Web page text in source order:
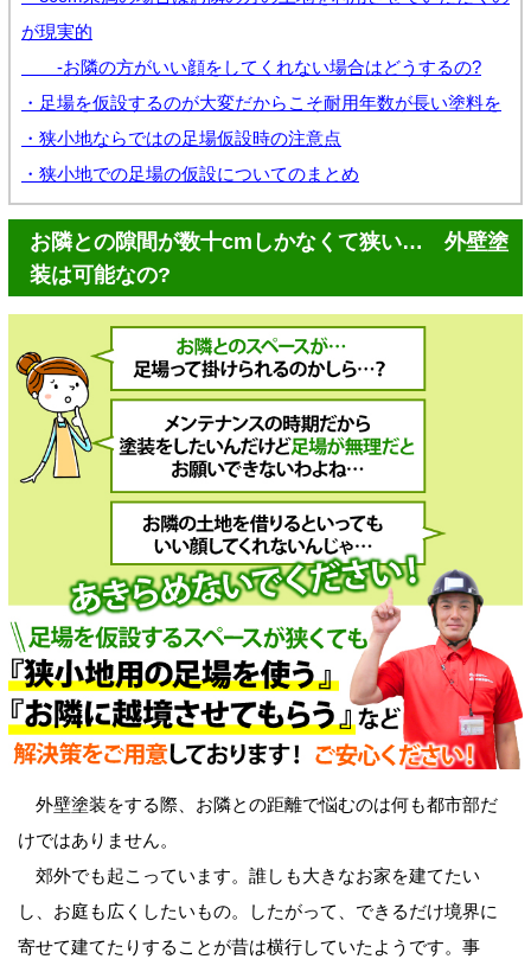
が現実的
-お隣の方がいい顔をしてくれない場合はどうするの?
・足場を仮設するのが大変だからこそ耐用年数が長い塗料を
・狭小地ならではの足場仮設時の注意点
・狭小地での足場の仮設についてのまとめ
お隣との隙間が数十cmしかなくて狭い… 外壁塗
装は可能なの?
外壁塗装をする際、お隣との距離で悩むのは何も都市部だ
けではありません。
郊外でも起こっています。誰しも大きなお家を建てたい
し、お庭も広くしたいもの。したがって、できるだけ境界に
寄せて建てたりすることが昔は横行していたようです。事